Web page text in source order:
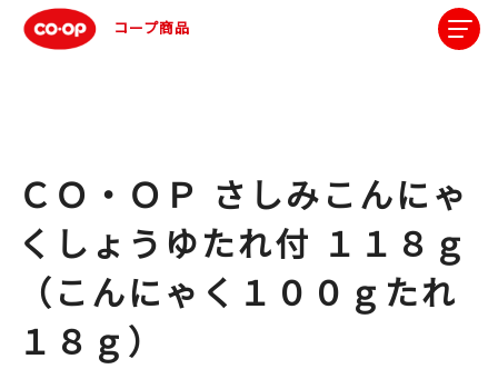
コープ商品
ＣＯ・ＯＰ さしみこんにゃ
くしょうゆたれ付 １１８ｇ
（こんにゃく１００ｇたれ
１８ｇ）